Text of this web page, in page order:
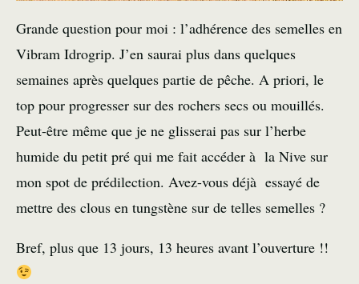
Grande question pour moi : l’adhérence des semelles en
Vibram Idrogrip. J’en saurai plus dans quelques
semaines après quelques partie de pêche. A priori, le
top pour progresser sur des rochers secs ou mouillés.
Peut-être même que je ne glisserai pas sur l’herbe
humide du petit pré qui me fait accéder à la Nive sur
mon spot de prédilection. Avez-vous déjà essayé de
mettre des clous en tungstène sur de telles semelles ?
Bref, plus que 13 jours, 13 heures avant l’ouverture !!